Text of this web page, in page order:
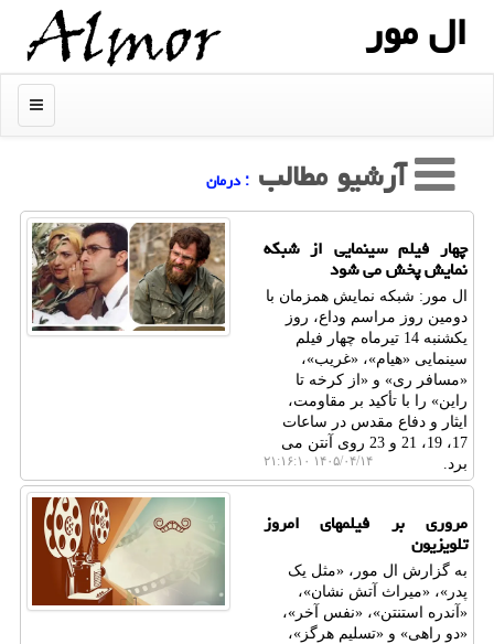
ال مور
منو
آرشیو مطالب : درمان
چهار فیلم سینمایی از شبکه
نمایش پخش می شود
ال مور: شبکه نمایش همزمان با
دومین روز مراسم وداع، روز
یکشنبه 14 تیرماه چهار فیلم
سینمایی «هیام»، «غریب»،
«مسافر ری» و «از کرخه تا
راین» را با تأکید بر مقاومت،
ایثار و دفاع مقدس در ساعات
17، 19، 21 و 23 روی آنتن می
برد.
۱۴۰۵/۰۴/۱۴ ۲۱:۱۶:۱۰
مروری بر فیلمهای امروز
تلویزیون
به گزارش ال مور، «مثل یک
پدر»، «میراث آتش نشان»،
«آندره استنتن»، «نفس آخر»،
«دو راهی» و «تسلیم هرگز»،